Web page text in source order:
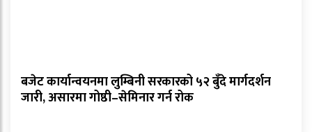
बजेट कार्यान्वयनमा लुम्बिनी सरकारको ५२ बुँदे मार्गदर्शन
जारी, असारमा गोष्ठी–सेमिनार गर्न रोक